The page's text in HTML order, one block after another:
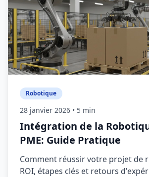
Robotique
28 janvier 2026 • 5 min
Intégration de la
PME: Guide Pratique
Comment réussir votre projet de
ROI, étapes clés et retours